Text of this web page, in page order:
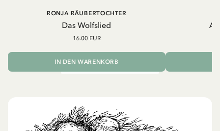
Das Wolfslied
RONJA RÄUBERTOCHTER
16.00 EUR
IN DEN WARENKORB